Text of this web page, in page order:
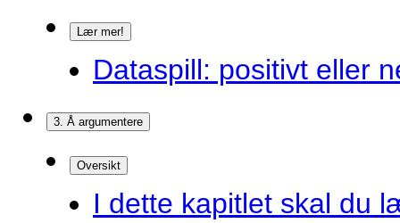
Lær mer!
Dataspill: positivt eller
3. Å argumentere
Oversikt
I dette kapitlet skal du